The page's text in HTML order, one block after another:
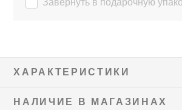
Завернуть в подарочную
ХАРАКТЕРИСТИКИ
НАЛИЧИЕ В МАГАЗИНАХ